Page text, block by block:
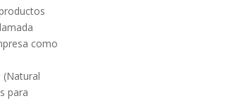
como
(Natural
para